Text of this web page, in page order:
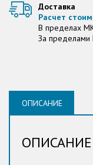
Доставка
Расчет
В пределах
За
ОПИСАНИЕ
ОПИСАНИЕ